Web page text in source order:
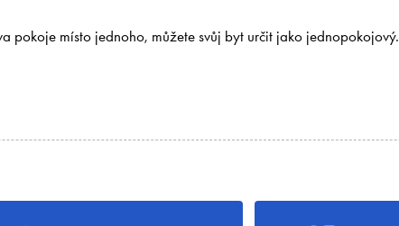
pokoje místo jednoho, můžete svůj byt určit jako